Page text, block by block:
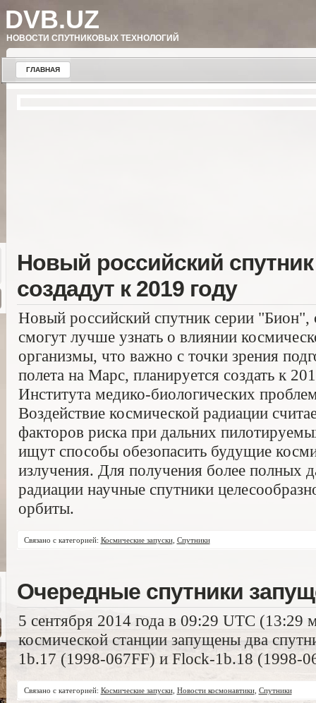
DVB.UZ
НОВОСТИ СПУТНИКОВЫХ ТЕХНОЛОГИЙ
ГЛАВНАЯ
Новый российский
создадут к 2019 году
Новый российский спутник серии
смогут лучше узнать о влиянии
организмы, что важно с точки зрения
полета на Марс, планируется создать к
Института медико-биологических
Воздействие космической радиации
факторов риска при дальних
ищут способы обезопасить будущие
излучения. Для получения более полных
радиации научные спутники
орбиты.
Связано с категорией: Космические запуски, Спутники
Очередные спутники
5 сентября 2014 года в 09:29 UTC
космической станции запущены два
1b.17 (1998-067FF) и Flock-1b.18 (1998-
Связано с категорией: Космические запуски, Новости космонавтики, Спутники